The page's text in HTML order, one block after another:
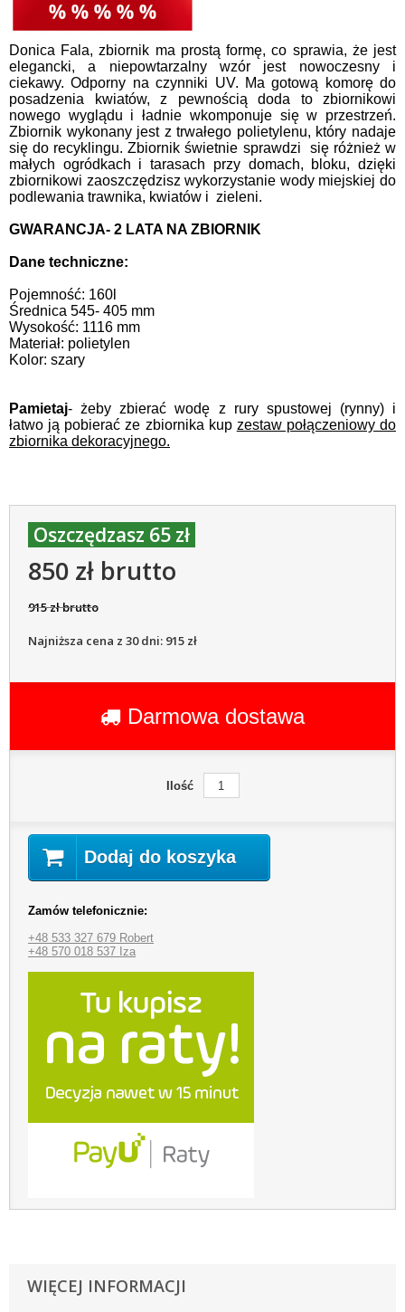
Donica Fala, zbiornik ma prostą formę, co sprawia, że jest
elegancki, a niepowtarzalny wzór jest nowoczesny i
ciekawy. Odporny na czynniki UV. Ma gotową komorę do
posadzenia kwiatów, z pewnością doda to zbiornikowi
nowego wyglądu i ładnie wkomponuje się w przestrzeń.
Zbiornik wykonany jest z trwałego polietylenu, który nadaje
się do recyklingu.Zbiornik świetnie sprawdzi się różnież w
małych ogródkach i tarasach przy domach, bloku, dzięki
zbiornikowi zaoszczędzisz wykorzystanie wody miejskiej do
podlewania trawnika, kwiatów i zieleni.
GWARANCJA- 2 LATA NA ZBIORNIK
Dane techniczne:
Pojemność: 160l
Średnica 545- 405 mm
Wysokość: 1116 mm
Materiał: polietylen
Kolor: szary
Pamietaj- żeby zbierać wodę z rury spustowej (rynny) i
łatwo ją pobierać ze zbiornika kup zestaw połączeniowy do
zbiornika dekoracyjnego.
Oszczędzasz 65 zł
850 zł brutto
915 zł brutto
Najniższa cena z 30 dni: 915 zł
Darmowa dostawa
Ilość
Dodaj do koszyka
Zamów telefonicznie:
+48 533 327 679 Robert
+48 570 018 537 Iza
WIĘCEJ INFORMACJI